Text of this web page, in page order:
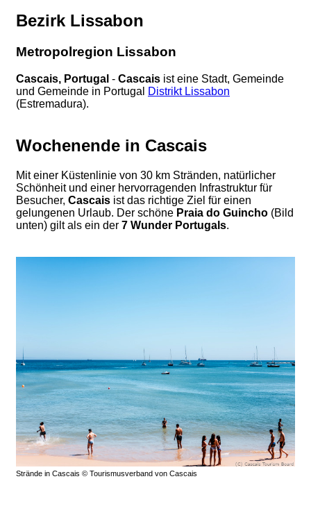
Bezirk Lissabon
Metropolregion Lissabon
Cascais, Portugal - Cascais ist eine Stadt, Gemeinde
und Gemeinde in Portugal
Distrikt Lissabon
(Estremadura).
Wochenende in Cascais
Mit einer Küstenlinie von 30 km Stränden, natürlicher
Schönheit und einer hervorragenden Infrastruktur für
Besucher, Cascais ist das richtige Ziel für einen
gelungenen Urlaub. Der schöne Praia do Guincho (Bild
unten) gilt als ein der 7 Wunder Portugals.
Strände in Cascais © Tourismusverband von Cascais